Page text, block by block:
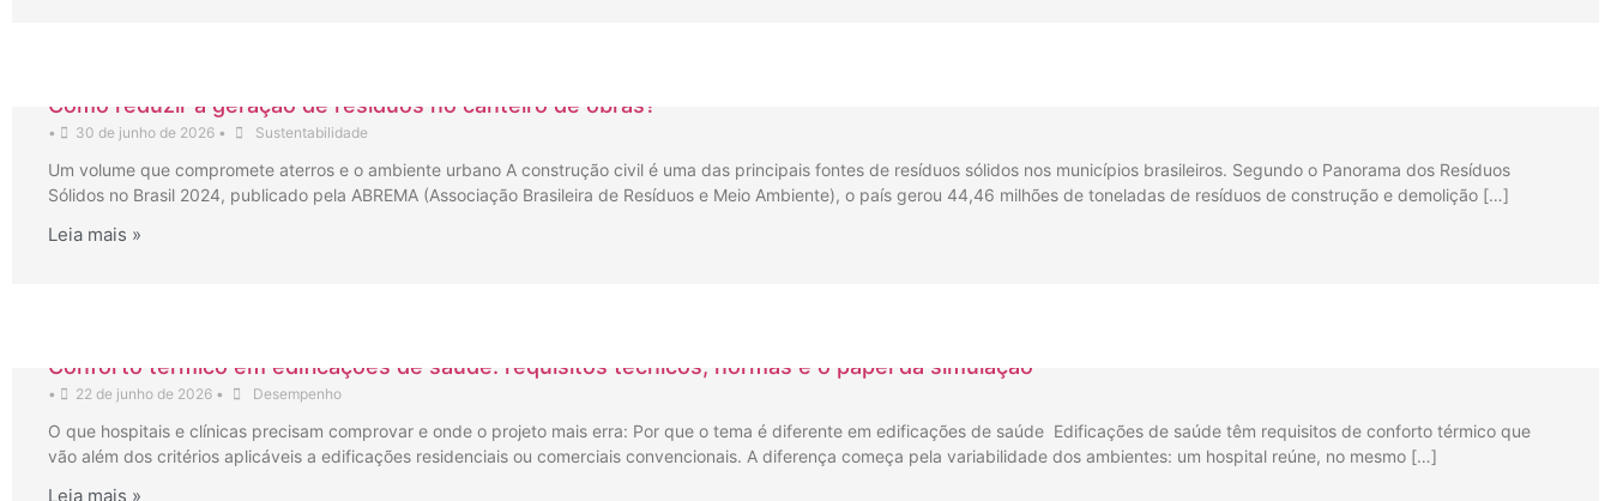
Como reduzir a geração de resíduos no canteiro de obras?
• 30 de junho de 2026 • Sustentabilidade
Um volume que compromete aterros e o ambiente urbano A construção civil é uma das principais fontes de resíduos sólidos nos municípios brasileiros. Segundo o Panorama dos Resíduos
Sólidos no Brasil 2024, publicado pela ABREMA (Associação Brasileira de Resíduos e Meio Ambiente), o país gerou 44,46 milhões de toneladas de resíduos de construção e demolição […]
Leia mais »
Conforto térmico em edificações de saúde: requisitos técnicos, normas e o papel da simulação
• 22 de junho de 2026 • Desempenho
O que hospitais e clínicas precisam comprovar e onde o projeto mais erra: Por que o tema é diferente em edificações de saúde Edificações de saúde têm requisitos de conforto térmico que
vão além dos critérios aplicáveis a edificações residenciais ou comerciais convencionais. A diferença começa pela variabilidade dos ambientes: um hospital reúne, no mesmo […]
Leia mais »